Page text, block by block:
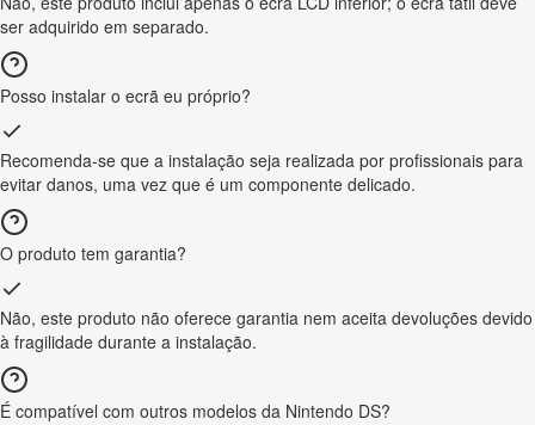
ser adquirido em separado.
Posso instalar o ecrã eu próprio?
Recomenda-se que a instalação seja realizada por profissionais para
evitar danos, uma vez que é um componente delicado.
O produto tem garantia?
Não, este produto não oferece garantia nem aceita devoluções devido
à fragilidade durante a instalação.
É compatível com outros modelos da Nintendo DS?